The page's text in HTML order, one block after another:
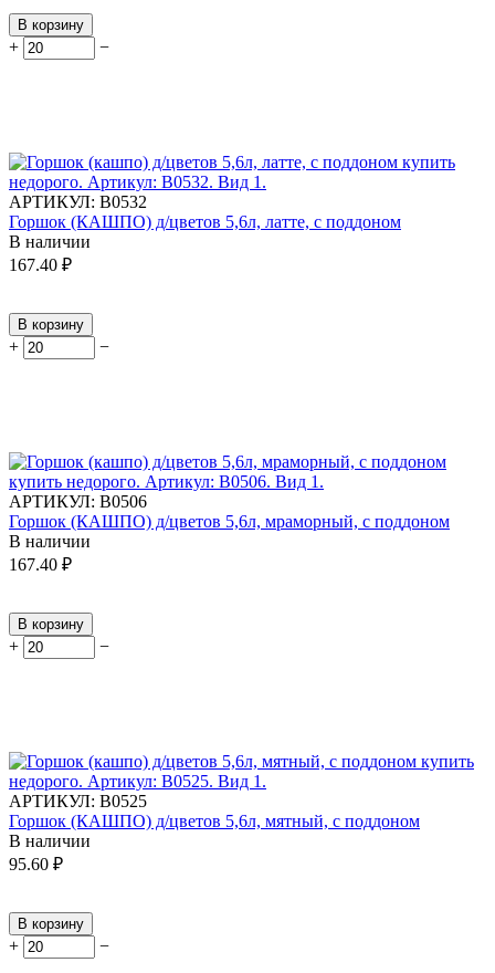
В корзину
+ −
АРТИКУЛ: В0532
Горшок (КАШПО) д/цветов 5,6л, латте, с поддоном
В наличии
167.40 ₽
В корзину
+ −
АРТИКУЛ: В0506
Горшок (КАШПО) д/цветов 5,6л, мраморный, с поддоном
В наличии
167.40 ₽
В корзину
+ −
АРТИКУЛ: В0525
Горшок (КАШПО) д/цветов 5,6л, мятный, с поддоном
В наличии
95.60 ₽
В корзину
+ −